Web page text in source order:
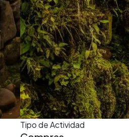
Tipo de Actividad